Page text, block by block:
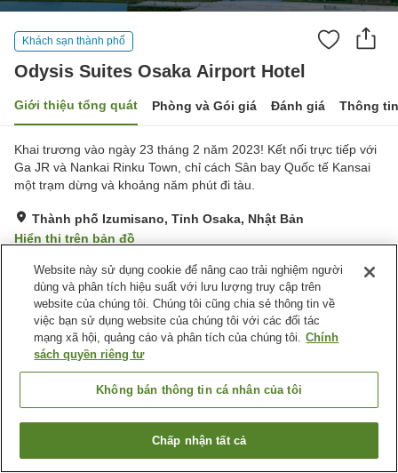
Khách sạn thành phố
Odysis Suites Osaka Airport Hotel
Giới thiệu tổng quát Phòng và Gói giá Đánh giá Thông
Khai trương vào ngày 23 tháng 2 năm 2023! Kết nối trực tiếp với
Ga JR và Nankai Rinku Town, chỉ cách Sân bay Quốc tế Kansai
một trạm dừng và khoảng năm phút đi tàu.
Thành phố Izumisano, Tỉnh Osaka, Nhật Bản
Hiển thị trên bản đồ
Tuyệt vời Đánh giá:275lượt
Tiện nghi chỗ nghỉ
Wi-Fi
Cách nhà ga 5 phút đi bộ
Hoàn toàn không hút thuốc
Trang chủ Nhật Bản Tỉnh Osaka
Thành phố Izumisano
Odysis Suites Osaka Airport Hotel
Tìm phòng trống
Website này sử dụng cookie để nâng cao trải nghiệm người
dùng và phân tích hiệu suất với lưu lượng truy cập trên
website của chúng tôi. Chúng tôi cũng chia sẻ thông tin về
việc bạn sử dụng website của chúng tôi với các đối tác
mạng xã hội, quảng cáo và phân tích của chúng tôi. Chính
sách quyền riêng tư
Không bán thông tin cá nhân của tôi
Chấp nhận tất cả